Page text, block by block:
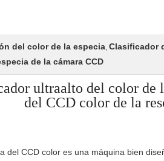
del color de la especia, Clasificador
de la cámara CCD
ultraalto del color de
del CCD color de la
del CCD color es una máquina bien